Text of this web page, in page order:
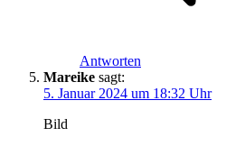
Antworten
Mareike sagt:
5. Januar 2024 um 18:32 Uhr
Bild